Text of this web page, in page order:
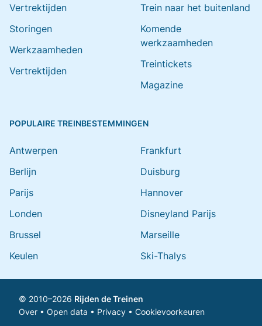
Vertrektijden
Storingen
Werkzaamheden
Vertrektijden
Trein naar het buitenland
Komende
werkzaamheden
Treintickets
Magazine
POPULAIRE TREINBESTEMMINGEN
Antwerpen
Berlijn
Parijs
Londen
Brussel
Keulen
Frankfurt
Duisburg
Hannover
Disneyland Parijs
Marseille
Ski-Thalys
© 2010–2026 Rijden de Treinen
Over • Open data • Privacy • Cookievoorkeuren